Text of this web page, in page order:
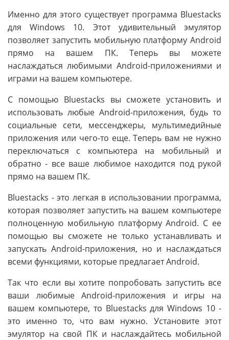
Именно для этого существует программа Bluestacks
для Windows 10. Этот удивительный эмулятор
позволяет запустить мобильную платформу Android
прямо на вашем ПК. Теперь вы можете
наслаждаться любимыми Android-приложениями и
играми на вашем компьютере.
С помощью Bluestacks вы сможете установить и
использовать любые Android-приложения, будь то
социальные сети, мессенджеры, мультимедийные
приложения или чего-то еще. Теперь вам не нужно
переключаться с компьютера на мобильный и
обратно - все ваше любимое находится под рукой
прямо на вашем ПК.
Bluestacks - это легкая в использовании программа,
которая позволяет запустить на вашем компьютере
полноценную мобильную платформу Android. С ее
помощью вы сможете не только устанавливать и
запускать Android-приложения, но и наслаждаться
всеми функциями, которые предлагает Android.
Так что если вы хотите попробовать запустить все
ваши любимые Android-приложения и игры на
вашем компьютере, то Bluestacks для Windows 10 -
это именно то, что вам нужно. Установите этот
эмулятор на свой ПК и наслаждайтесь мобильной